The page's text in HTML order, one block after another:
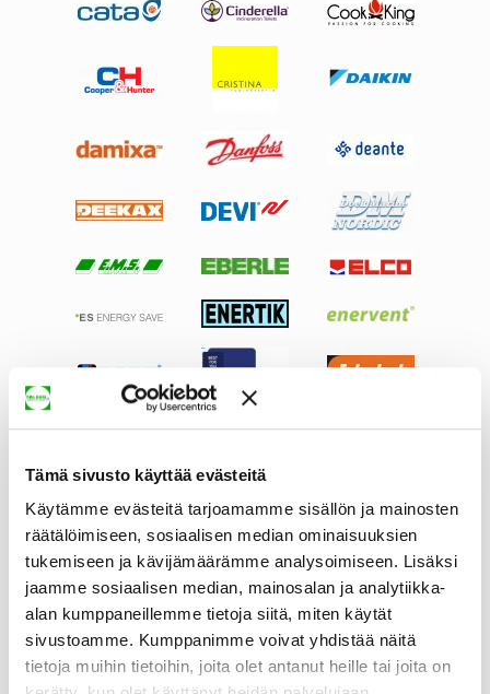
Tämä sivusto käyttää evästeitä
Käytämme evästeitä tarjoamamme sisällön ja mainosten
räätälöimiseen, sosiaalisen median ominaisuuksien
tukemiseen ja kävijämäärämme analysoimiseen. Lisäksi
jaamme sosiaalisen median, mainosalan ja analytiikka-
alan kumppaneillemme tietoja siitä, miten käytät
sivustoamme. Kumppanimme voivat yhdistää näitä
tietoja muihin tietoihin, joita olet antanut heille tai joita on